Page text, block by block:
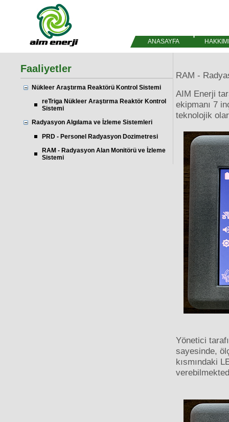
ANASAYFA
Faaliyetler
Nükleer Araştırma Reaktörü Kontrol Sistemi
reTriga Nükleer Araştırma Reaktör Kontrol
Sistemi
Radyasyon Algılama ve İzleme Sistemleri
PRD - Personel Radyasyon Dozimetresi
RAM - Radyasyon Alan Monitörü ve İzleme
Sistemi
RAM -
AIM Enerji
ekipmanı 7
teknolojik
Yönetici
sayesinde,
kısmındaki